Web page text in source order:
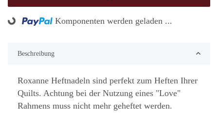
Loading... Komponenten werden geladen ...
Beschreibung
Roxanne Heftnadeln sind perfekt zum Heften Ihrer
Quilts. Achtung bei der Nutzung eines "Love"
Rahmens muss nicht mehr geheftet werden.